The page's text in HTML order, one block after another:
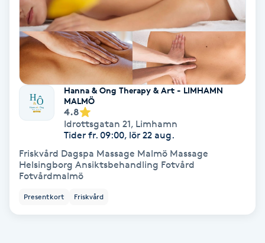
Funktionsanalys
Färgning
Föning
Gelenaglar
Gellack
Hanna & Ong Therapy & Art - LIMHAMN
MALMÖ
4.8
Idrottsgatan 21, Limhamn
Tider fr. 09:00, lör 22 aug.
Friskvård Dagspa Massage Malmö Massage
Helsingborg Ansiktsbehandling Fotvård
Fotvårdmalmö
Presentkort Friskvård